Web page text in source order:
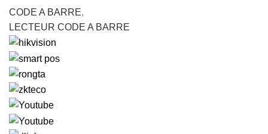
CODE A BARRE,
LECTEUR CODE A BARRE